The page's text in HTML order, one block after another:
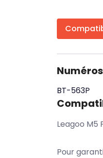
BT-563P
Leagoo M5
Pour